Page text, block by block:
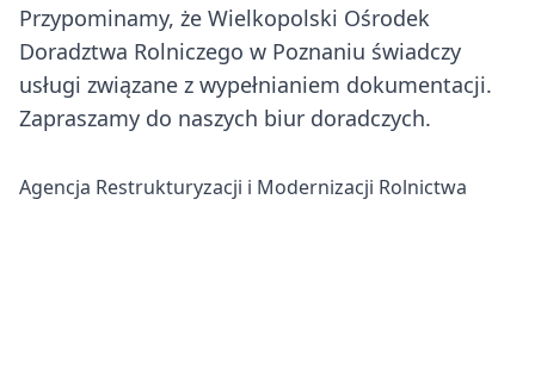
Przypominamy, że Wielkopolski Ośrodek
Doradztwa Rolniczego w Poznaniu świadczy
usługi związane z wypełnianiem dokumentacji.
Zapraszamy do naszych biur doradczych.
Agencja Restrukturyzacji i Modernizacji Rolnictwa